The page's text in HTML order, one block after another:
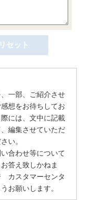
一部、ご紹介させ
想をお待ちしてお
には、文中に記載
編集させていただ
い。
合わせ等について
答え致しかねま
カスタマーセンタ
お願いします。